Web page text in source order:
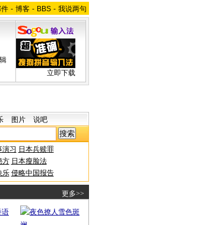
- 博客 - BBS - 我说两句
立即下载
图片 说吧
习 日本兵赎罪
方 日本瘦脸法
乐 侵略中国报告
更多>>